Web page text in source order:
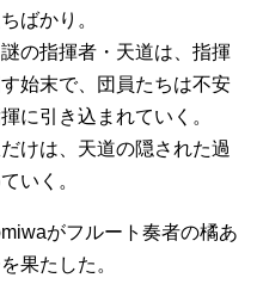
ばかり。
の指揮者・天道は、指揮
始末で、団員たちは不安
に引き込まれていく。
けは、天道の隠された過
いく。
がフルート奏者の橘あ
果たした。